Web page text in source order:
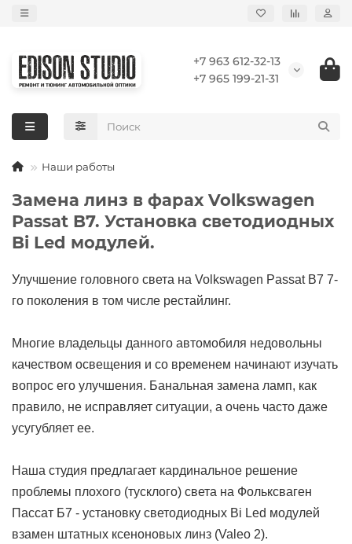
+7 963 612-32-13
+7 965 199-21-31
Наши работы
Замена линз в фарах Volkswagen
Passat B7. Установка светодиодных
Bi Led модулей.
Улучшение головного света на Volkswagen Passat B7 7-
го поколения в том числе рестайлинг.
Многие владельцы данного автомобиля недовольны
качеством освещения и со временем начинают изучать
вопрос его улучшения. Банальная замена ламп, как
правило, не исправляет ситуации, а очень часто даже
усугубляет ее.
Наша студия предлагает кардинальное решение
проблемы плохого (тусклого) света на Фольксваген
Пассат Б7 - установку светодиодных Bi Led модулей
взамен штатных ксеноновых линз (Valeo 2).